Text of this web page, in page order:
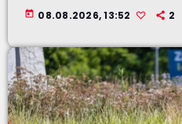
today 08.08.2026, 13:52 2